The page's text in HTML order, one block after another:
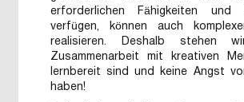
erforderlichen Fähigkeiten und
verfügen, können auch
realisieren. Deshalb stehen
Zusammenarbeit mit kreativen
lernbereit sind und keine Angst
haben!